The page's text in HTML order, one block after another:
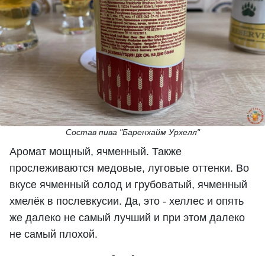
Состав пива "Баренхайм Урхелл"
Аромат мощный, ячменный. Также
прослеживаются медовые, луговые оттенки. Во
вкусе ячменный солод и грубоватый, ячменный
хмелёк в послевкусии. Да, это - хеллес и опять
же далеко не самый лучший и при этом далеко
не самый плохой.